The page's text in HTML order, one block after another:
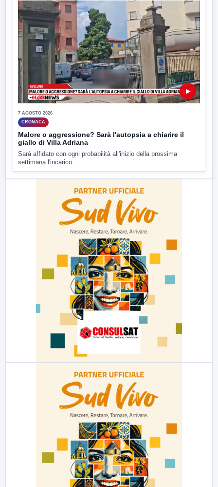
▶
7 AGOSTO 2026
CRONACA
Malore o aggressione? Sarà l'autopsia a chiarire il
giallo di Villa Adriana
Sarà affidato con ogni probabilità all'inizio della prossima
settimana l'incarico...